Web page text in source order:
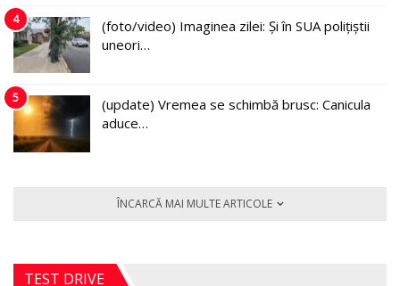
4
(foto/video) Imaginea zilei: Și în SUA polițiștii
uneori…
5
(update) Vremea se schimbă brusc: Canicula
aduce…
ÎNCARCĂ MAI MULTE ARTICOLE
TEST DRIVE